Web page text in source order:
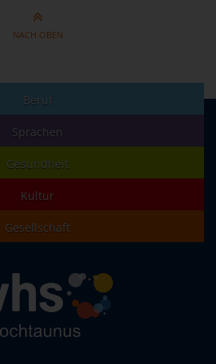
NACH OBEN
Beruf
Sprachen
Gesundheit
Kultur
Gesellschaft